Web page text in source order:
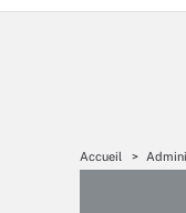
Accueil